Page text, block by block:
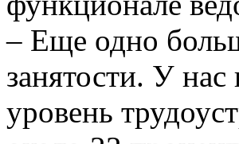
– Еще одно
занятости. У нас
уровень